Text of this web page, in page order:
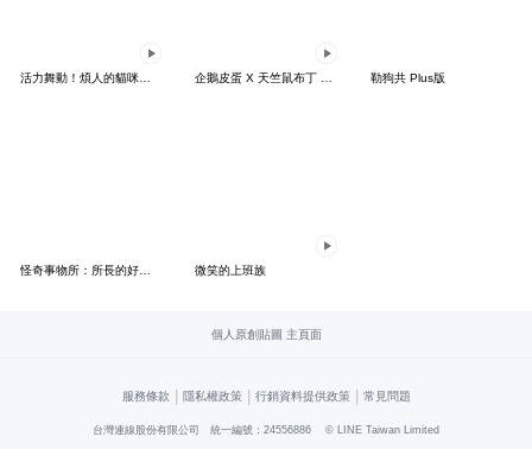
活力舞動！煩人的貓咪★迷你版 2 企鵝皮蛋 X 天竺鼠布丁 有點厭世 勒狗共 Plus版
微笑的上班族
個人原創貼圖 主頁面
服務條款 | 隱私權政策 | 行銷資料提供政策 | 常見問題
台灣連線股份有限公司 統一編號：24556886 © LINE Taiwan Limited